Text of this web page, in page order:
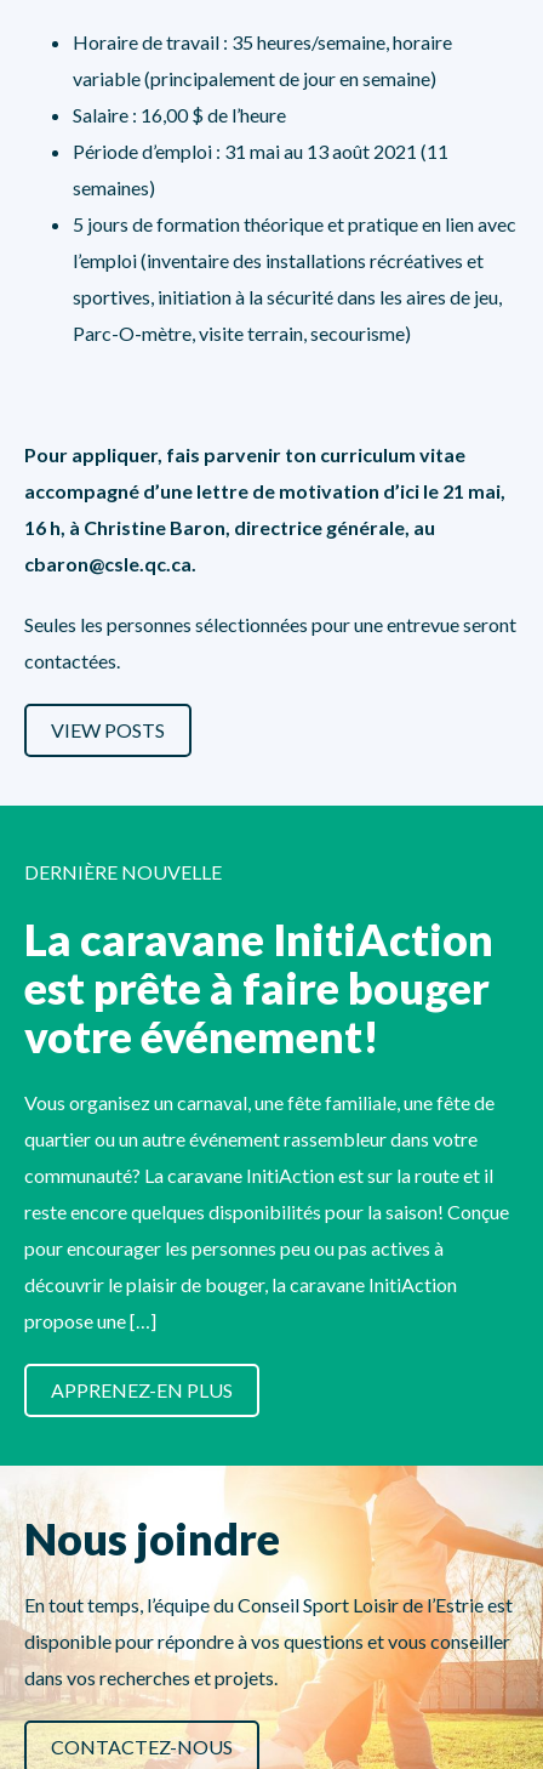
Horaire de travail : 35 heures/semaine, horaire
variable (principalement de jour en semaine)
Salaire : 16,00 $ de l’heure
Période d’emploi : 31 mai au 13 août 2021 (11
semaines)
5 jours de formation théorique et pratique en lien avec
l’emploi (inventaire des installations récréatives et
sportives, initiation à la sécurité dans les aires de jeu,
Parc-O-mètre, visite terrain, secourisme)
Pour appliquer, fais parvenir ton curriculum vitae
accompagné d’une lettre de motivation d’ici le 21 mai,
16 h, à Christine Baron, directrice générale, au
cbaron@csle.qc.ca.
Seules les personnes sélectionnées pour une entrevue seront
contactées.
VIEW POSTS
DERNIÈRE NOUVELLE
La caravane InitiAction
est prête à faire bouger
votre événement!
Vous organisez un carnaval, une fête familiale, une fête de
quartier ou un autre événement rassembleur dans votre
communauté? La caravane InitiAction est sur la route et il
reste encore quelques disponibilités pour la saison! Conçue
pour encourager les personnes peu ou pas actives à
découvrir le plaisir de bouger, la caravane InitiAction
propose une […]
APPRENEZ-EN PLUS
Nous joindre
En tout temps, l’équipe du Conseil Sport Loisir de l’Estrie est
disponible pour répondre à vos questions et vous conseiller
dans vos recherches et projets.
CONTACTEZ-NOUS